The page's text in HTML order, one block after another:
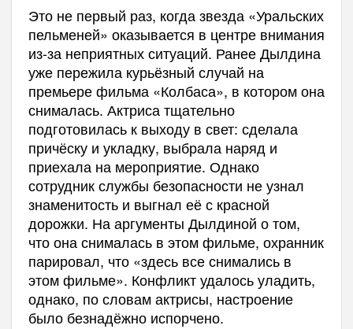
Это не первый раз, когда звезда «Уральских
пельменей» оказывается в центре внимания
из-за неприятных ситуаций. Ранее Дылдина
уже пережила курьёзный случай на
премьере фильма «Колбаса», в котором она
снималась. Актриса тщательно
подготовилась к выходу в свет: сделала
причёску и укладку, выбрала наряд и
приехала на мероприятие. Однако
сотрудник службы безопасности не узнал
знаменитость и выгнал её с красной
дорожки. На аргументы Дылдиной о том,
что она снималась в этом фильме, охранник
парировал, что «здесь все снимались в
этом фильме». Конфликт удалось уладить,
однако, по словам актрисы, настроение
было безнадёжно испорчено.